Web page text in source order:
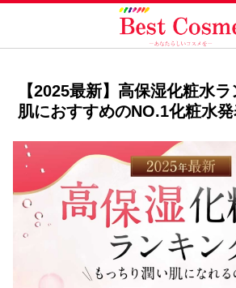
【2025最新】高保湿化粧水
肌におすすめのNO.1化粧水